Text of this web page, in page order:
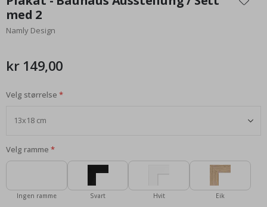
begynnelsen
av
bildegalleri
med 2
Namly Design
kr 149,00
Velg størrelse
Velg ramme
Ingen ramme Svart Hvit Eik